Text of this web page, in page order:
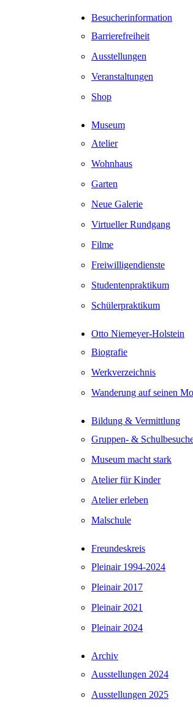
Besucherinformation
Barrierefreiheit
Ausstellungen
Veranstaltungen
Shop
Museum
Atelier
Wohnhaus
Garten
Neue Galerie
Virtueller Rundgang
Filme
Freiwilligendienste
Studentenpraktikum
Schülerpraktikum
Otto Niemeyer-Holstein
Biografie
Werkverzeichnis
Wanderung auf seinen
Bildung & Vermittlung
Gruppen- &
Museum macht stark
Atelier für Kinder
Atelier erleben
Malschule
Freundeskreis
Pleinair 1994-2024
Pleinair 2017
Pleinair 2021
Pleinair 2024
Archiv
Ausstellungen 2024
Ausstellungen 2025